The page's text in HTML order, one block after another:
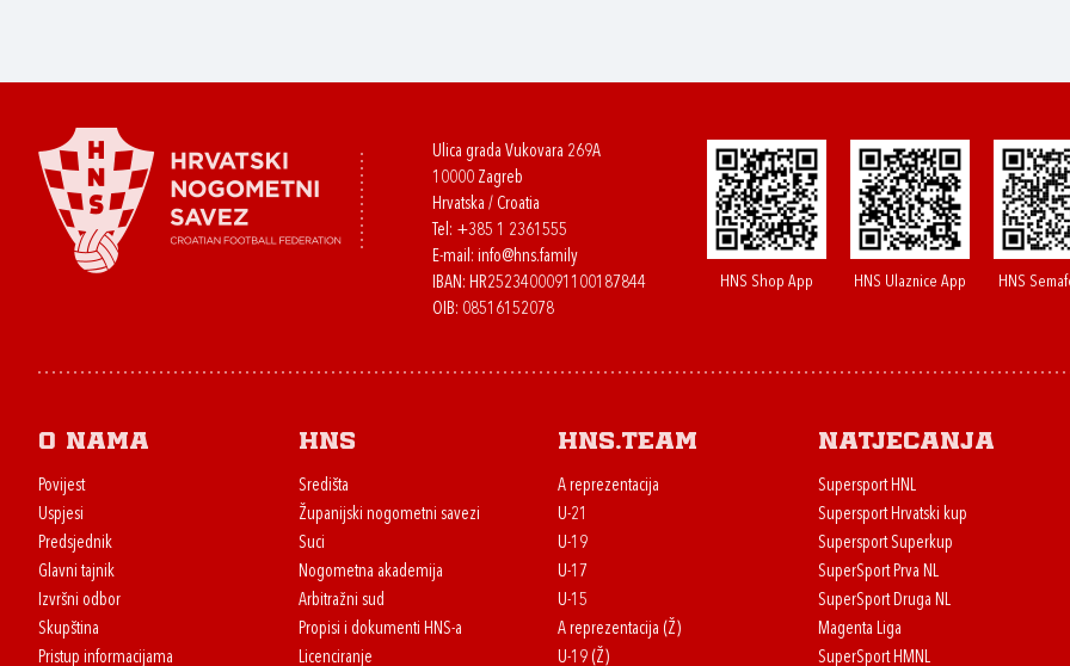
Ulica grada Vukovara 269A
10000 Zagreb
Hrvatska / Croatia
Tel: +385 1 2361555
E-mail: info@hns.family
IBAN: HR2523400091100187844
OIB: 08516152078
HNS Shop App HNS Ulaznice App HNS
O nama
Povijest
Uspjesi
Predsjednik
Glavni tajnik
Izvršni odbor
Skupština
Pristup informacijama
HNS
Središta
Županijski nogometni savezi
Suci
Nogometna akademija
Arbitražni sud
Propisi i dokumenti HNS-a
Licenciranje
HNS.team
A reprezentacija
U-21
U-19
U-17
U-15
A reprezentacija (Ž)
U-19 (Ž)
Natjecanja
Supersport HNL
Supersport Hrvatski kup
Supersport Superkup
SuperSport Prva NL
SuperSport Druga NL
Magenta Liga
SuperSport HMNL